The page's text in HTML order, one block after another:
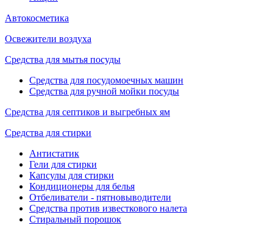
Автокосметика
Освежители воздуха
Средства для мытья посуды
Средства для посудомоечных машин
Средства для ручной мойки посуды
Средства для септиков и выгребных ям
Средства для стирки
Антистатик
Гели для стирки
Капсулы для стирки
Кондиционеры для белья
Отбеливатели - пятновыводители
Средства против известкового налета
Стиральный порошок